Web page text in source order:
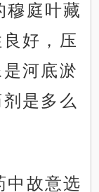
穆庭叶藏
好，压
河底淤
是多么
中故意选